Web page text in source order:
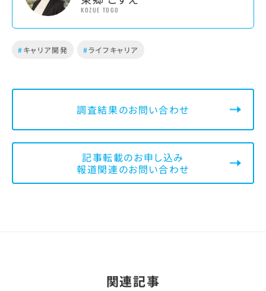
KOZUE TOGO
#キャリア開発 #ライフキャリア
調査結果のお問い合わせ
記事転載のお申し込み
報道関連のお問い合わせ
関連記事